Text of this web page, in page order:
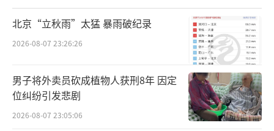
北京“立秋雨”太猛 暴雨破纪录
2026-08-07 23:26:26
男子将外卖员砍成植物人获刑8年 因定
位纠纷引发悲剧
2026-08-07 23:05:06